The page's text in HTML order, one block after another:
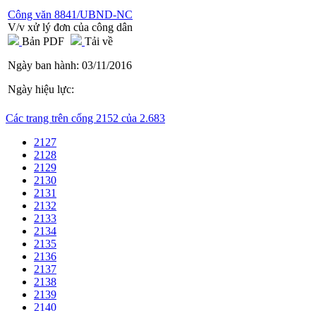
Công văn 8841/UBND-NC
V/v xử lý đơn của công dân
Bản PDF
Tải về
Ngày ban hành: 03/11/2016
Ngày hiệu lực:
Các trang trên cổng 2152 của 2.683
2127
2128
2129
2130
2131
2132
2133
2134
2135
2136
2137
2138
2139
2140